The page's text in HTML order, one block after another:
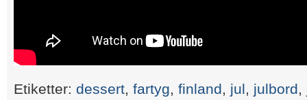
Etiketter: dessert, fartyg, finland, jul, julbord,